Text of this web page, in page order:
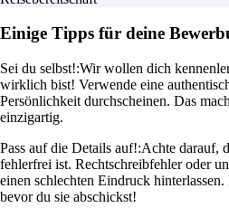
Einige Tipps für deine
Sei du selbst!:Wir wollen dich
wirklich bist! Verwende eine
Persönlichkeit durchscheinen. Das
einzigartig.
Pass auf die Details auf!:Achte darauf,
fehlerfrei ist. Rechtschreibfehler oder
einen schlechten Eindruck hinterlassen.
bevor du sie abschickst!